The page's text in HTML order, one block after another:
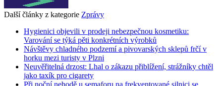
Další články z kategorie Zprávy
Hygienici objevili v prodeji nebezpečnou kosmetiku:
Varování se týká pěti konkrétních výrobků
Návštěvy chladného podzemí a pivovarských sklepů frčí v
horku mezi turisty v Plzni
Neuvěřitelná drzost: Lhal o zákazu přiblížení, strážníky chtěl
jako taxík pro cigarety
Při noční nehodě u semaforu na frekventované silnici se